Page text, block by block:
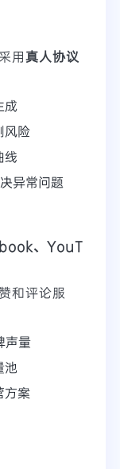
用真人协议
成
风险
线
异常问题
、YouT
和评论服
声量
池
方案